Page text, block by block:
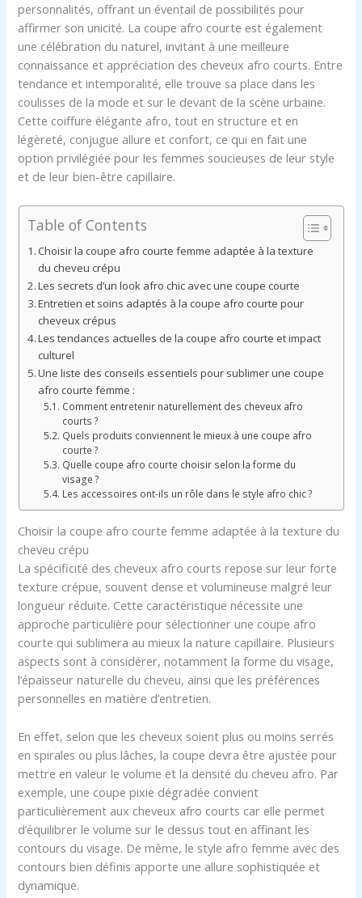
personnalités, offrant un éventail de possibilités pour
affirmer son unicité. La coupe afro courte est également
une célébration du naturel, invitant à une meilleure
connaissance et appréciation des cheveux afro courts. Entre
tendance et intemporalité, elle trouve sa place dans les
coulisses de la mode et sur le devant de la scène urbaine.
Cette coiffure élégante afro, tout en structure et en
légèreté, conjugue allure et confort, ce qui en fait une
option privilégiée pour les femmes soucieuses de leur style
et de leur bien-être capillaire.
Table of Contents
Choisir la coupe afro courte femme adaptée à la texture
du cheveu crépu
Les secrets d’un look afro chic avec une coupe courte
Entretien et soins adaptés à la coupe afro courte pour
cheveux crépus
Les tendances actuelles de la coupe afro courte et impact
culturel
Une liste des conseils essentiels pour sublimer une coupe
afro courte femme :
Comment entretenir naturellement des cheveux afro
courts ?
Quels produits conviennent le mieux à une coupe afro
courte ?
Quelle coupe afro courte choisir selon la forme du
visage ?
Les accessoires ont-ils un rôle dans le style afro chic ?
Choisir la coupe afro courte femme adaptée à la texture du
cheveu crépu
La spécificité des cheveux afro courts repose sur leur forte
texture crépue, souvent dense et volumineuse malgré leur
longueur réduite. Cette caractéristique nécessite une
approche particulière pour sélectionner une coupe afro
courte qui sublimera au mieux la nature capillaire. Plusieurs
aspects sont à considérer, notamment la forme du visage,
l’épaisseur naturelle du cheveu, ainsi que les préférences
personnelles en matière d’entretien.
En effet, selon que les cheveux soient plus ou moins serrés
en spirales ou plus lâches, la coupe devra être ajustée pour
mettre en valeur le volume et la densité du cheveu afro. Par
exemple, une coupe pixie dégradée convient
particulièrement aux cheveux afro courts car elle permet
d’équilibrer le volume sur le dessus tout en affinant les
contours du visage. De même, le style afro femme avec des
contours bien définis apporte une allure sophistiquée et
dynamique.